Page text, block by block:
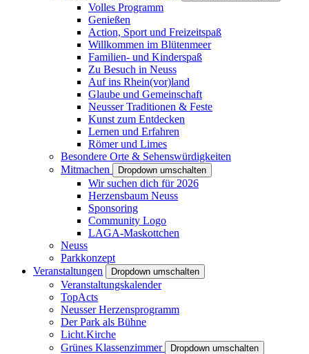
Volles Programm
Genießen
Action, Sport und Freizeitspaß
Willkommen im Blütenmeer
Familien- und Kinderspaß
Zu Besuch in Neuss
Auf ins Rhein(vor)land
Glaube und Gemeinschaft
Neusser Traditionen & Feste
Kunst zum Entdecken
Lernen und Erfahren
Römer und Limes
Besondere Orte & Sehenswürdigkeiten
Mitmachen
Dropdown umschalten
Wir suchen dich für 2026
Herzensbaum Neuss
Sponsoring
Community Logo
LAGA-Maskottchen
Neuss
Parkkonzept
Veranstaltungen
Dropdown umschalten
Veranstaltungskalender
TopActs
Neusser Herzensprogramm
Der Park als Bühne
Licht.Kirche
Grünes Klassenzimmer
Dropdown umschalten